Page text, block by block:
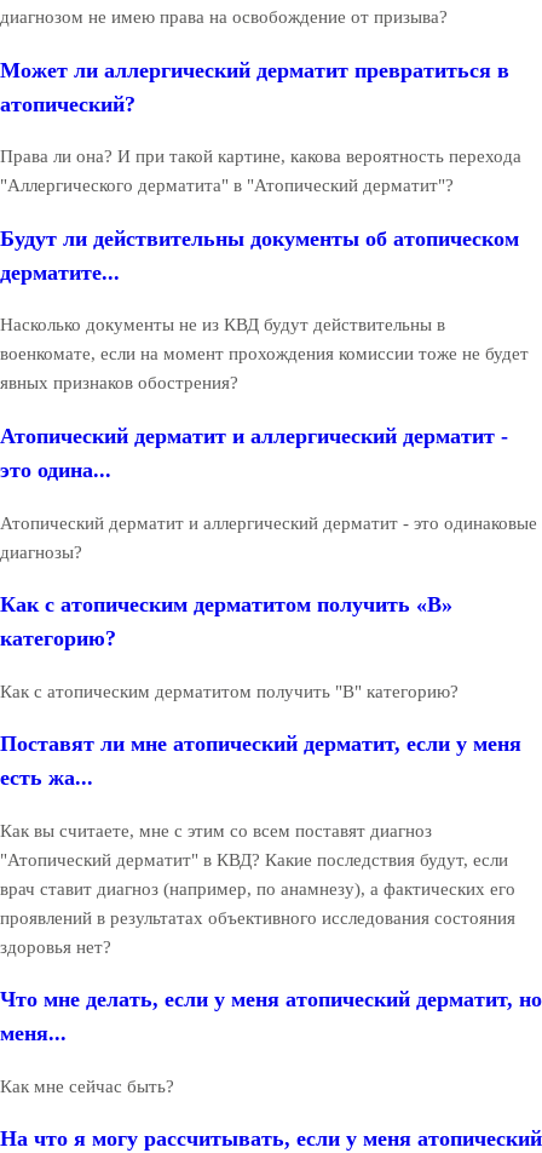
диагнозом не имею права на освобождение от призыва?
Может ли аллергический дерматит превратиться в
атопический?
Права ли она? И при такой картине, какова вероятность перехода
"Аллергического дерматита" в "Атопический дерматит"?
Будут ли действительны документы об атопическом
дерматите...
Насколько документы не из КВД будут действительны в
военкомате, если на момент прохождения комиссии тоже не будет
явных признаков обострения?
Атопический дерматит и аллергический дерматит -
это одина...
Атопический дерматит и аллергический дерматит - это одинаковые
диагнозы?
Как с атопическим дерматитом получить «В»
категорию?
Как с атопическим дерматитом получить "В" категорию?
Поставят ли мне атопический дерматит, если у меня
есть жа...
Как вы считаете, мне с этим со всем поставят диагноз
"Атопический дерматит" в КВД? Какие последствия будут, если
врач ставит диагноз (например, по анамнезу), а фактических его
проявлений в результатах объективного исследования состояния
здоровья нет?
Что мне делать, если у меня атопический дерматит, но
меня...
Как мне сейчас быть?
На что я могу рассчитывать, если у меня атопический